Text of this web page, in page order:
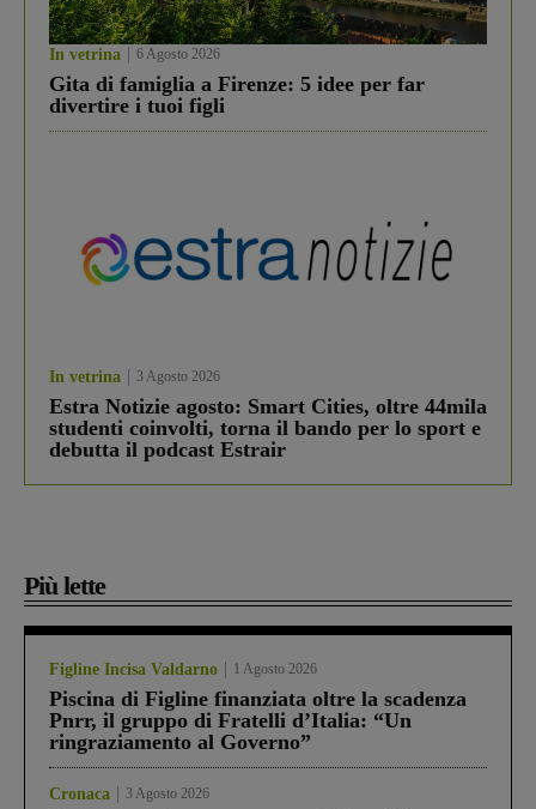
In vetrina 6 Agosto 2026
Gita di famiglia a Firenze: 5 idee per far
divertire i tuoi figli
In vetrina 3 Agosto 2026
Estra Notizie agosto: Smart Cities, oltre 44mila
studenti coinvolti, torna il bando per lo sport e
debutta il podcast Estrair
Più lette
Figline Incisa Valdarno 1 Agosto 2026
Piscina di Figline finanziata oltre la scadenza
Pnrr, il gruppo di Fratelli d’Italia: “Un
ringraziamento al Governo”
Cronaca 3 Agosto 2026